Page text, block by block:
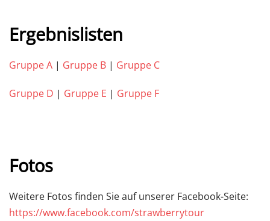
Ergebnislisten
Gruppe A | Gruppe B | Gruppe C
Gruppe D | Gruppe E | Gruppe F
Fotos
Weitere Fotos finden Sie auf unserer Facebook-Seite:
https://www.facebook.com/strawberrytour